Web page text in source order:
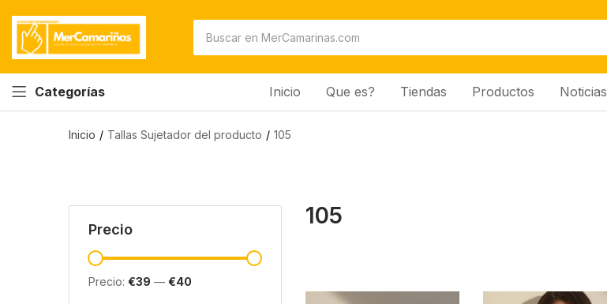
Categorías Inicio Que es? Tiendas Productos Noticias
Inicio Tallas Sujetador del producto 105
Precio
Precio: €39 — €40
105